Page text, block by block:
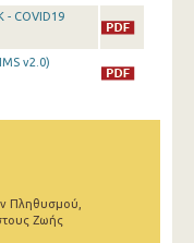
- COVID19
v2.0)
Πληθυσμού,
Ζωής